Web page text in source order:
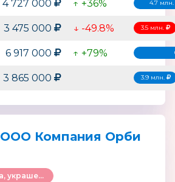
4 727 000 ↑ +36% 4.7
3 475 000 ↓ -49.8% 3.5 млн.
6 917 000 ↑ +79%
3 865 000 3.9 млн.
ООО Компания Орби
Детская одежда, украшения и аксессуары